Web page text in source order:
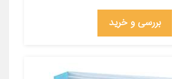
بررسی و خرید